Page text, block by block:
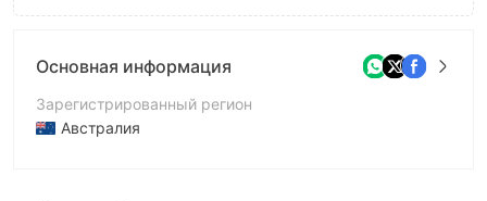
Основная информация
Зарегистрированный регион
Австралия